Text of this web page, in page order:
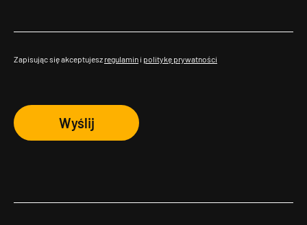
Zapisując się akceptujesz regulamin i politykę prywatności
Wyślij